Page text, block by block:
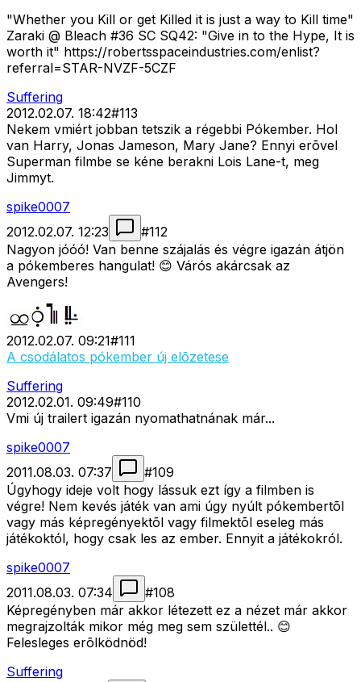
"Whether you Kill or get Killed it is just a way to Kill time"
Zaraki @ Bleach #36 SC SQ42: "Give in to the Hype, It is
worth it" https://robertsspaceindustries.com/enlist?
referral=STAR-NVZF-5CZF
Suffering
2012.02.07. 18:42#113
Nekem vmiért jobban tetszik a régebbi Pókember. Hol
van Harry, Jonas Jameson, Mary Jane? Ennyi erõvel
Superman filmbe se kéne berakni Lois Lane-t, meg
Jimmyt.
spike0007
2012.02.07. 12:23
#112
Nagyon jóóó! Van benne szájalás és végre igazán átjön
a pókemberes hangulat! 😊 Várós akárcsak az
Avengers!
2012.02.07. 09:21#111
A csodálatos pókember új elõzetese
Suffering
2012.02.01. 09:49#110
Vmi új trailert igazán nyomathatnának már...
spike0007
2011.08.03. 07:37
#109
Úgyhogy ideje volt hogy lássuk ezt így a filmben is
végre! Nem kevés játék van ami úgy nyúlt pókembertõl
vagy más képregényektõl vagy filmektõl eseleg más
játékoktól, hogy csak les az ember. Ennyit a játékokról.
spike0007
2011.08.03. 07:34
#108
Képregényben már akkor létezett ez a nézet már akkor
megrajzolták mikor még meg sem születtél.. 😊
Felesleges erõlködnöd!
Suffering